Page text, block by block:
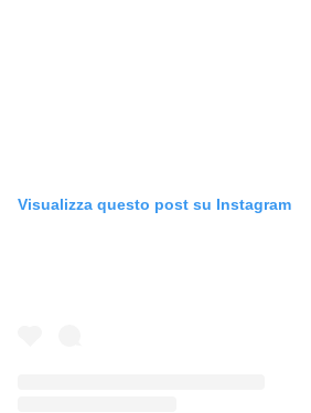
Visualizza questo post su Instagram